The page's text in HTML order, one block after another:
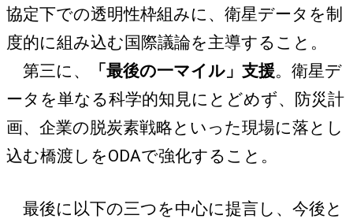
協定下での透明性枠組みに、衛星データを制
度的に組み込む国際議論を主導すること。
第三に、
「最後の一マイル」支援。衛星デ
ータを単なる科学的知見にとどめず、防災計
画、企業の脱炭素戦略といった現場に落とし
込む橋渡しをODAで強化すること。
最後に以下の三つを中心に提言し、今後と